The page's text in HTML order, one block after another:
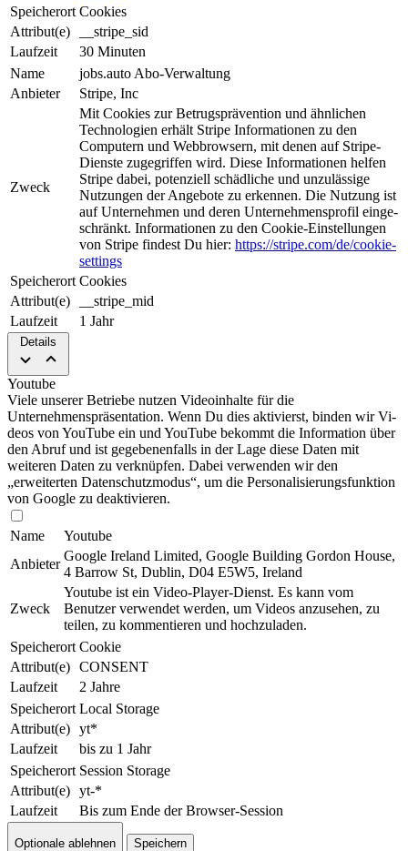
Speicherort Cookies
Attribut(e)
__stripe_sid
Laufzeit
30 Minuten
Name
jobs.auto Abo-Verwaltung
Anbieter
Stripe, Inc
Zweck
Mit Cookies zur Be­trugs­prä­ven­tion und ähnlichen
Tech­nologien erhält Stripe Informationen zu den
Computern und Web­brow­sern, mit denen auf Stripe-
Dienste zugegriffen wird. Diese Informationen helfen
Stripe da­bei, potenziell schädliche und unzulässige
Nutzungen der An­ge­bo­te zu erkennen. Die Nut­zung ist
auf Unternehmen und deren Unternehmensprofil ein­ge­
schrän­kt. Informationen zu den Cookie-Einstellungen
von Stripe findest Du hier: https://stripe.com/de/cookie-
settings
Speicherort Cookies
Attribut(e)
__stripe_mid
Laufzeit
1 Jahr
Details
Youtube
Viele unserer Betriebe nutzen Video­in­hal­te für die
Unternehmenspräsentation. Wenn Du dies aktivierst, binden wir Vi­
deos von YouTube ein und YouTube be­kommt die Information über
den Abruf und ist gegebenenfalls in der Lage diese Daten mit
weiteren Daten zu verknüpfen. Dabei verwenden wir den
„erweiterten Datenschutzmodus“, um die Per­so­nal­isie­rungs­funk­tion
von Google zu de­ak­ti­vie­ren.
Name
Youtube
Anbieter
Google Ireland Limited, Google Building Gordon House,
4 Barrow St, Dublin, D04 E5W5, Ireland
Zweck
Youtube ist ein Video-Player-Dienst. Es kann vom
Benutzer verwendet werden, um Videos anzusehen, zu
teilen, zu kommentieren und hoch­zu­la­den.
Speicherort Cookie
Attribut(e) CONSENT
Laufzeit
2 Jahre
Speicherort Local Storage
Attribut(e) yt*
Laufzeit
bis zu 1 Jahr
Speicherort Session Storage
Attribut(e) yt-*
Laufzeit
Bis zum Ende der Browser-Session
Optionale ablehnen Speichern